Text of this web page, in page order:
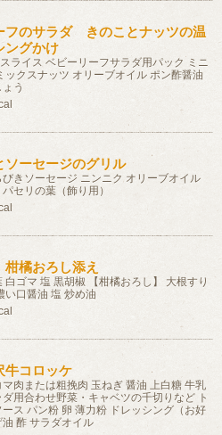
フのサラダ きのことナッツの温
ングかけ
ライス ベビーリーフサラダ用パック ミニ
ックスナッツ オリーブオイル ポン酢醤油
う
ソーセージのグリル
きソーセージ ニンニク オリーブオイル
セリの葉（飾り用）
橘おろし添え
白ゴマ 塩 黒胡椒 【柑橘おろし】 大根すり
い口醤油 塩 炒め油
牛コロッケ
肉または粗挽肉 玉ねぎ 醤油 上白糖 牛乳
用合わせ野菜・キャベツの千切りなど ト
ス パン粉 卵 薄力粉 ドレッシング（お好
酢 サラダオイル